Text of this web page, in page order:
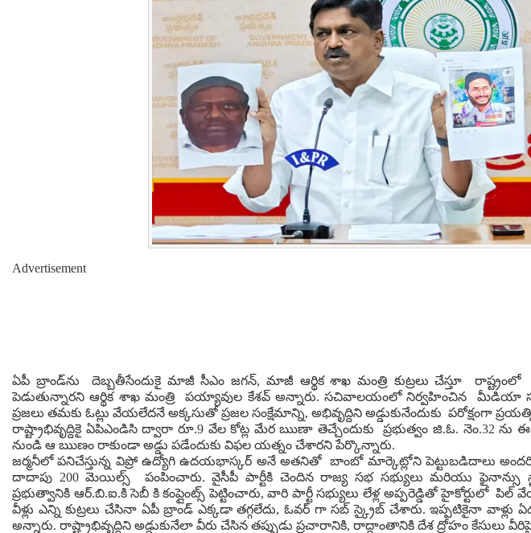
Advertisement
ఏపీ బ్రాండ్‌ను దెబ్బతీసేందుకై మాజీ సీఎం జగన్, మాజీ ఆర్థిక శాఖ మంత్రి కుట్రలు చేస్తూ రాష్ట్రంలో
పెడుతున్నారని ఆర్థిక శాఖ మంత్రి పయ్యావుల కేశవ్ అన్నారు. సచివాలయంలో నిర్వహించిన
ప్రజలు తమకు ఓట్లు వేయలేదనే అక్కసుతో ప్రజల సంక్షేమాన్ని, అభివృద్దిని అడ్డుకునేందుకు పరోక్షంగా
రాష్ట్రాభివృద్దికై ఏపిఎండిసి ద్వారా రూ.9 వేల కోట్ల మేర ఋణా తెచ్చేందుకు ప్రభుత్వం జి.ఓ. నెం.32
నుండి ఆ ఋణం రాకుండా అడ్డు పడేందుకు విఫల యత్నం చేశారని పేర్కొన్నారు.
జర్మనీలో పనిచేస్తున్న విప్రో ఉద్యోగి ఉదయభాస్కర్ అనే అతనితో బాంబో మార్కెట్లోని పెట్టుబడిదాలు అందరికీ
దాదాపు 200 మెయిల్స్ పంపించారు. వైసీపీ పార్టీకి చెందిన రాజ్య సభ సభ్యులు మరియు ఫైనాన్సు
ప్రభుత్వానికి ఆర్.బి.ఐ.కి సెబీ కి కంప్లైంట్స్ పెట్టించారు, వారి పార్టీ సభ్యులు లేళ్ల అప్పరెడ్డితో హైకోర్టులో
వీళ్లు ఎన్ని కుట్రలు చేసినా ఏపీ బ్రాండ్ ఎక్కడా తగ్గలేదు, ఓవర్ గా సబ్ స్క్రైబ్ చేశారు. ఇప్పటికైనా
అన్నారు. రాష్ట్రాభివృద్దిని అడ్డుకునేలా వీరు చేసిన తప్పుడు ప్రచారానికి, రాద్దాంతానికి దేశ ద్రోహం కేసులు